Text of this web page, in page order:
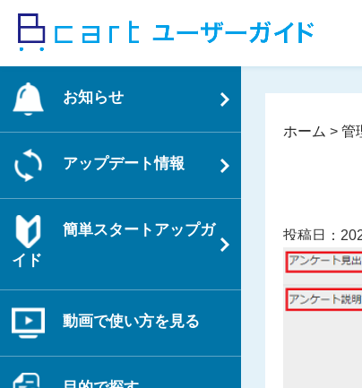
ッ
お知らせ
アップデート情報
簡単スタートアップガ
イド
動画で使い方を見る
ホーム >管
投稿日：